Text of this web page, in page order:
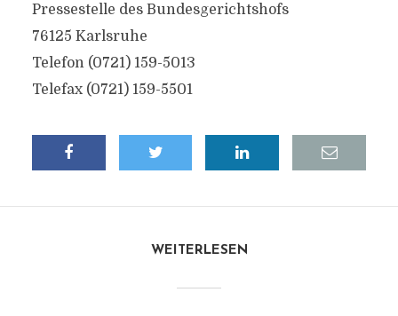
Pressestelle des Bundesgerichtshofs
76125 Karlsruhe
Telefon (0721) 159-5013
Telefax (0721) 159-5501
WEITERLESEN